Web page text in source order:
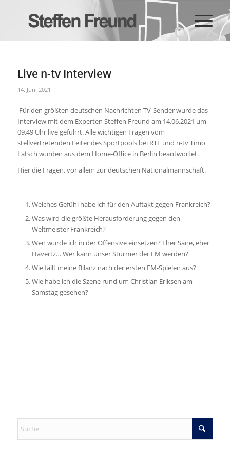
Live n-tv Interview
14. Juni 2021
Für den größten deutschen Nachrichten TV-Sender wurde das
Interview mit dem Experten Steffen Freund am 14.06.2021 um
09.49 Uhr live geführt. Alle wichtigen Fragen vom
stellvertretenden Leiter des Sportpools bei RTL und n-tv Timo
Latsch wurden aus dem Home-Office in Berlin beantwortet.
Hier die Fragen, vor allem zur deutschen Nationalmannschaft.
Welches Gefühl habe ich für den Auftakt gegen Frankreich?
Was wird die größte Herausforderung gegen den
Weltmeister Frankreich?
Wen würde ich in der Offensive einsetzen? Eher Sane, eher
Havertz… Wer kann unser Stürmer der EM werden?
Wie fällt meine Bilanz nach der ersten EM-Spielen aus?
Wie habe ich die Szene rund um Christian Eriksen am
Samstag gesehen?